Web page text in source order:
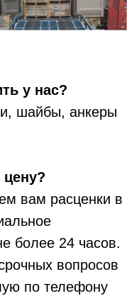
у нас?
шайбы, анкеры
цену?
вам расценки в
более 24 часов.
вопросов
по телефону